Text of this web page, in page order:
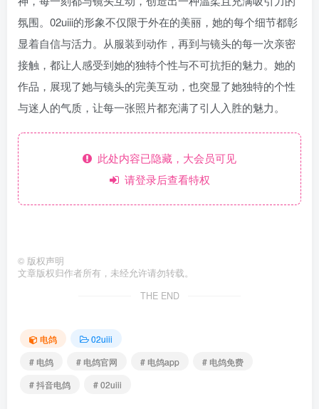
氛围。02uiii的形象不仅限于外在的美丽，她的每个细节都彰
显着自信与活力。从服装到动作，再到与镜头的每一次亲密
接触，都让人感受到她的独特个性与不可抗拒的魅力。她的
作品，展现了她与镜头的完美互动，也突显了她独特的个性
与迷人的气质，让每一张照片都充满了引人入胜的魅力。
此处内容已隐藏，大会员可见
请登录后查看特权
© 版权声明
文章版权归作者所有，未经允许请勿转载。
THE END
电鸽
02uiii
# 电鸽
# 电鸽官网 # 电鸽app
# 电鸽免费
# 抖音电鸽
# 02uiii